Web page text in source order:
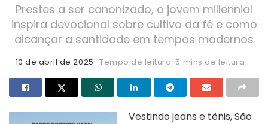
Prestes a ser canonizado, o jovem millennial
inspira devocional sobre cultivo da fé e como
alcançar a santidade em tempos modernos
10 de abril de 2025 Tempo de leitura: 5 mins de leitura
Vestindo jeans e tênis, São